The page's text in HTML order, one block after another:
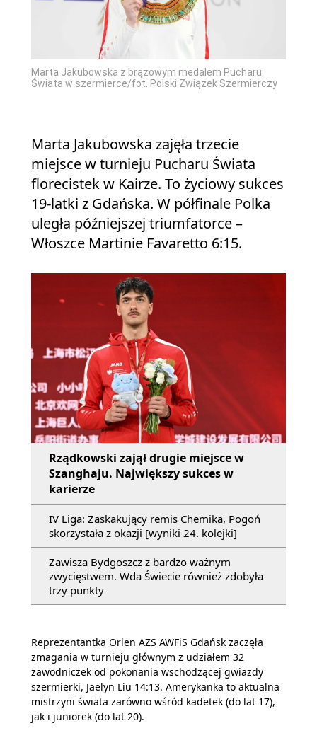
Marta Jakubowska z brązowym medalem Pucharu
Świata w szermierce/fot. Polski Związek Szermierczy
Marta Jakubowska zajęła trzecie
miejsce w turnieju Pucharu Świata
florecistek w Kairze. To życiowy sukces
19-latki z Gdańska. W półfinale Polka
uległa późniejszej triumfatorce –
Włoszce Martinie Favaretto 6:15.
Rządkowski zajął drugie miejsce w
Szanghaju. Największy sukces w
karierze
IV Liga: Zaskakujący remis Chemika, Pogoń
skorzystała z okazji [wyniki 24. kolejki]
Zawisza Bydgoszcz z bardzo ważnym
zwycięstwem. Wda Świecie również zdobyła
trzy punkty
Reprezentantka Orlen AZS AWFiS Gdańsk zaczęła
zmagania w turnieju głównym z udziałem 32
zawodniczek od pokonania wschodzącej gwiazdy
szermierki, Jaelyn Liu 14:13. Amerykanka to aktualna
mistrzyni świata zarówno wśród kadetek (do lat 17),
jak i juniorek (do lat 20).